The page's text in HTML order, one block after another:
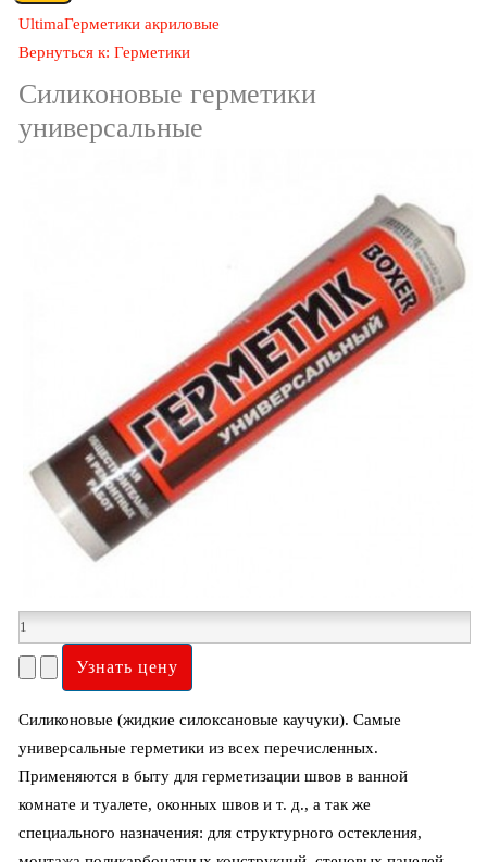
UltimaГерметики акриловые
Вернуться к: Герметики
Силиконовые герметики
универсальные
Силиконовые (жидкие силоксановые каучуки). Самые
универсальные герметики из всех перечисленных.
Применяются в быту для герметизации швов в ванной
комнате и туалете, оконных швов и т. д., а так же
специального назначения: для структурного остекления,